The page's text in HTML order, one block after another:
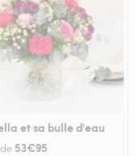
et sa bulle d'eau
53€95